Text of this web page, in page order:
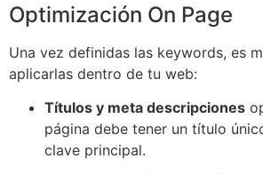
Optimización On Page
Una vez definidas las keywords, es
aplicarlas dentro de tu web:
Títulos y meta descripciones
página debe tener un título
clave principal.